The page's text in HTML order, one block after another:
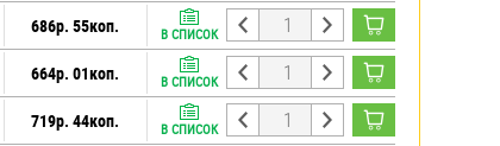
686р. 55коп. В СПИСОК
664р. 01коп. В СПИСОК
719р. 44коп. В СПИСОК